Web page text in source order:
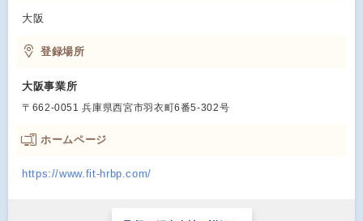
大阪
登録場所
大阪事業所
〒662-0051 兵庫県西宮市羽衣町6番5-302号
ホームページ
https://www.fit-hrbp.com/